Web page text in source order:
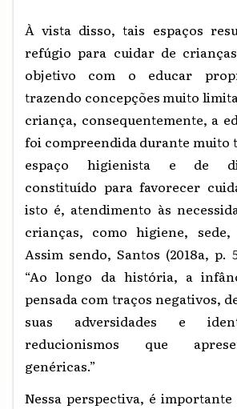
À vista disso, tais espaços
refúgio para cuidar de
objetivo com o educar
trazendo concepções muito
criança, consequentemente, a
foi compreendida durante muito
espaço higienista e de
constituído para favorecer
isto é, atendimento às
crianças, como higiene,
Assim sendo, Santos (2018a, p.
“Ao longo da história, a
pensada com traços negativos,
suas adversidades e
reducionismos que
genéricas.”
Nessa perspectiva, é